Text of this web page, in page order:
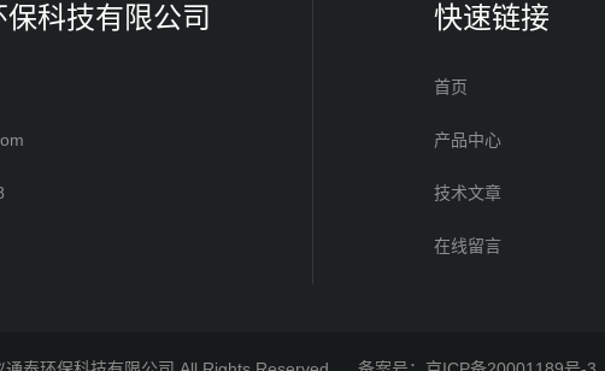
科技有限公司 快速链接
首页
产品中心
技术文章
在线留言